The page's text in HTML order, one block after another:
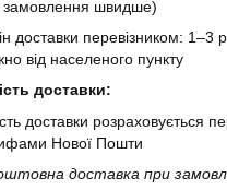
швидше)
доставки перевізником: 1–3
від населеного пункту
доставки:
доставки розраховується
Нової Пошти
доставка при